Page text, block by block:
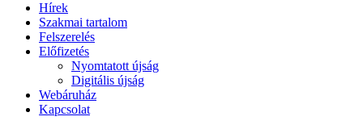
Hírek
Szakmai tartalom
Felszerelés
Előfizetés
Nyomtatott újság
Digitális újság
Webáruház
Kapcsolat